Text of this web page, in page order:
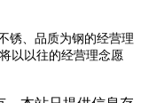
锈、品质为钢的经营理
以以往的经营理念愿